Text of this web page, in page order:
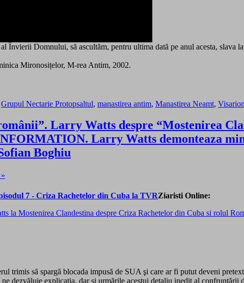
Învierii Domnului, să ascultăm, pentru ultima dată pe anul acesta,
Mironosițelor, M-rea Antim, 2002.
Grupul Nectarie Protopsaltul, manastirea antim, Manastirea Neamt,
Larry Watts despre “Mostenirea
Larry Watts demonteaza
Boghiu
Ziaristi Online:
la Mostenirea Clandestina despre Criza Rachetelor din Cuba si rolul
trimis să spargă blocada impusă de SUA şi care ar fi putut deveni
dezvăluie explicaţia, dar şi urmările acestui detaliu inedit al